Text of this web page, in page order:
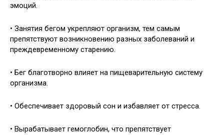
эмоций.
• Занятия бегом укрепляют организм, тем самым
препятствуют возникновению разных заболеваний и
преждевременному старению.
• Бег благотворно влияет на пищеварительную систему
организма.
• Обеспечивает здоровый сон и избавляет от стресса.
• Вырабатывает гемоглобин, что препятствует